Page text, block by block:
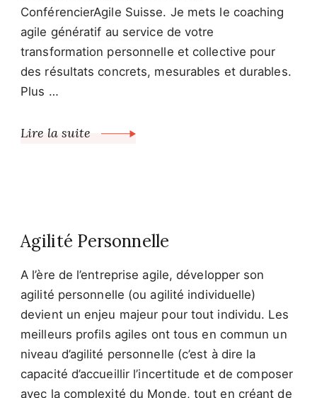
ConférencierAgile Suisse. Je mets le coaching
agile génératif au service de votre
transformation personnelle et collective pour
des résultats concrets, mesurables et durables.
Plus …
Lire la suite
Agilité Personnelle
A l’ère de l’entreprise agile, développer son
agilité personnelle (ou agilité individuelle)
devient un enjeu majeur pour tout individu. Les
meilleurs profils agiles ont tous en commun un
niveau d’agilité personnelle (c’est à dire la
capacité d’accueillir l’incertitude et de composer
avec la complexité du Monde, tout en créant de